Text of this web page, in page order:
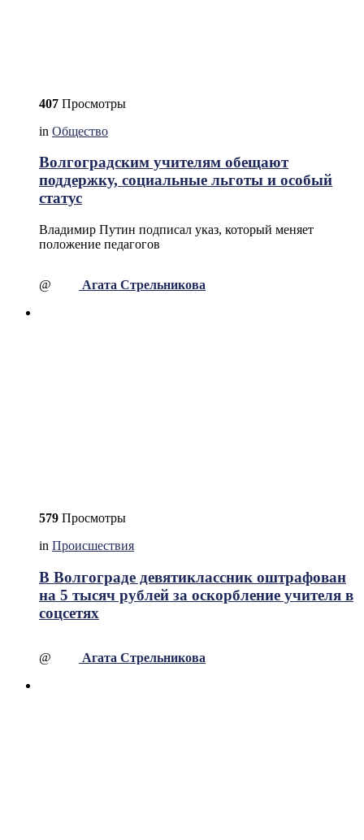
407 Просмотры
in Общество
Волгоградским учителям обещают
поддержку, социальные льготы и особый
статус
Владимир Путин подписал указ, который меняет
положение педагогов
@ Агата Стрельникова
579 Просмотры
in Происшествия
В Волгограде девятиклассник оштрафован
на 5 тысяч рублей за оскорбление учителя в
соцсетях
@ Агата Стрельникова